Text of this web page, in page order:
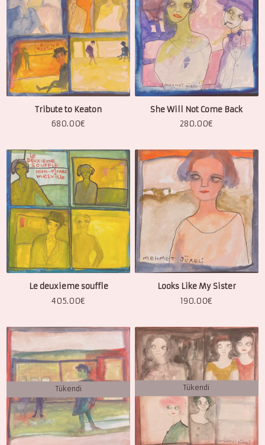
Tribute to Keaton
680.00€
She Will Not Come Back
280.00€
Le deuxieme souffle
405.00€
Looks Like My Sister
190.00€
Tükendi Tükendi